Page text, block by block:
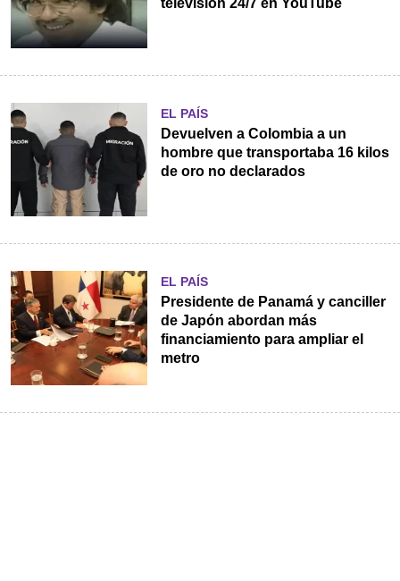
televisión 24/7 en YouTube
EL PAÍS
Devuelven a Colombia a un
hombre que transportaba 16 kilos
de oro no declarados
EL PAÍS
Presidente de Panamá y canciller
de Japón abordan más
financiamiento para ampliar el
metro